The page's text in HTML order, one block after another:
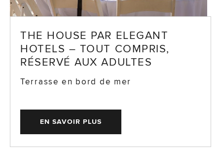
THE HOUSE PAR ELEGANT
HOTELS – TOUT COMPRIS,
RÉSERVÉ AUX ADULTES
Terrasse en bord de mer
EN SAVOIR PLUS